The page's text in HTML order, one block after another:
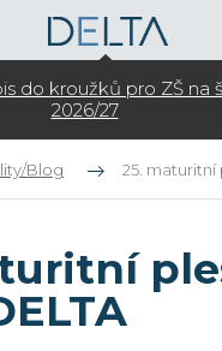
do kroužků pro ZŠ na
2026/27
Blog 25. maturitní